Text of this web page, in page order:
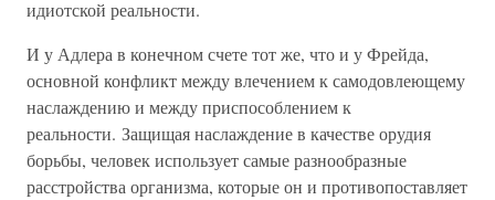
идиотской реальности.
И у Адлера в конечном счете тот же, что и у Фрейда,
основной конфликт между влечением к самодовлеющему
наслаждению и между приспособлением к
реальности. Защищая наслаждение в качестве орудия
борьбы, человек использует самые разнообразные
расстройства организма, которые он и противопоставляет